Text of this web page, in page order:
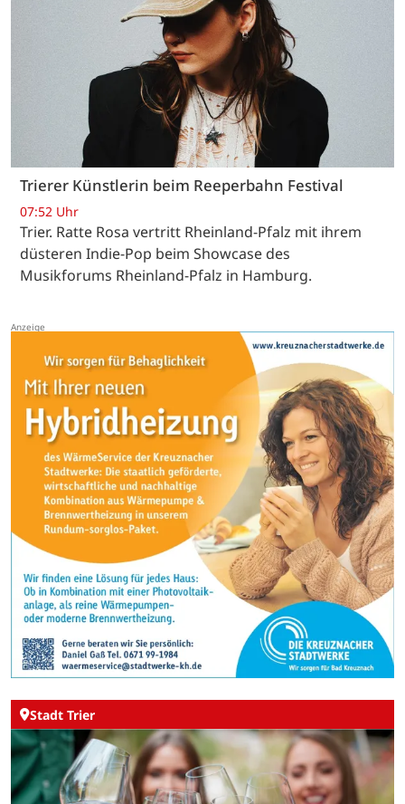
Trierer Künstlerin beim Reeperbahn Festival
07:52 Uhr
Trier. Ratte Rosa vertritt Rheinland-Pfalz mit ihrem
düsteren Indie-Pop beim Showcase des
Musikforums Rheinland-Pfalz in Hamburg.
Stadt Trier